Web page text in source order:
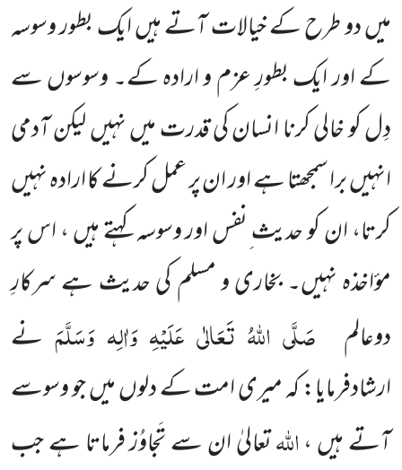
میں دو طرح کے خیالات آتے ہیں ایک بطور وسوسہ
کے اور ایک بطورِ عزم و ارادہ کے۔ وسوسوں سے
دِل کو خالی کرنا انسان کی قدرت میں نہیں لیکن آدمی
انہیں برا سمجھتا ہے اور ان پر عمل کرنے کا ارادہ نہیں
کرتا، ان کو حدیث ِنفس اور وسوسہ کہتے ہیں ، اس پر
مؤاخذہ نہیں۔ بخاری و مسلم کی حدیث ہے سرکارِ
دوعالم
صَلَّی اللہُ تَعَالٰی عَلَیْہِ وَاٰلِہ وَسَلَّمَ نے
ارشادفرمایا: کہ میری امت کے دلوں میں جو وسوسے
آتے ہیں ،اللہتعالیٰ ان سے تَجاوُز فرماتا ہے جب